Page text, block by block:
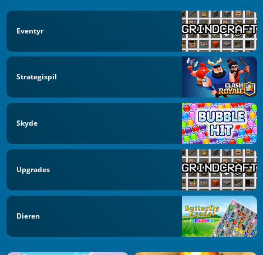
Eventyr
Strategispil
Skyde
Upgrades
Dieren